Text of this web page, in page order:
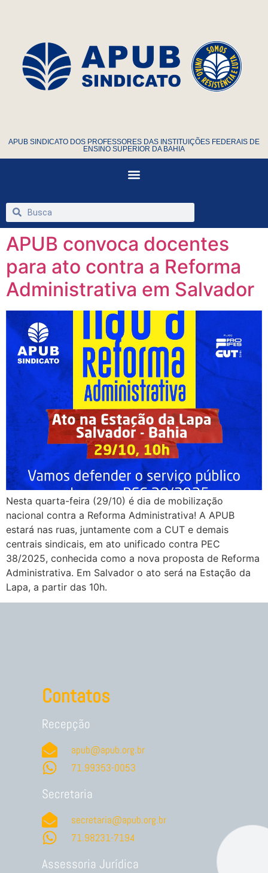
APUB SINDICATO DOS PROFESSORES DAS INSTITUIÇÕES FEDERAIS DE
ENSINO SUPERIOR DA BAHIA
APUB convoca docentes
para ato contra a Reforma
Administrativa em Salvador
Nesta quarta-feira (29/10) é dia de mobilização
nacional contra a Reforma Administrativa! A APUB
estará nas ruas, juntamente com a CUT e demais
centrais sindicais, em ato unificado contra PEC
38/2025, conhecida como a nova proposta de Reforma
Administrativa. Em Salvador o ato será na Estação da
Lapa, a partir das 10h.
Contatos
Recepção
apub@apub.org.br
71.99353-0053
Secretaria
secretaria@apub.org.br
71.98231-7194
Assessoria Jurídica